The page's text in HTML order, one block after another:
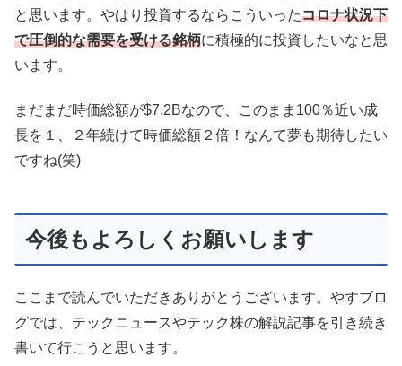
と思います。やはり投資するならこういったコロナ状況下
で圧倒的な需要を受ける銘柄に積極的に投資したいなと思
います。
まだまだ時価総額が$7.2Bなので、このまま100％近い成
長を１、２年続けて時価総額２倍！なんて夢も期待したい
ですね(笑)
今後もよろしくお願いします
ここまで読んでいただきありがとうございます。やすブロ
グでは、テックニュースやテック株の解説記事を引き続き
書いて行こうと思います。